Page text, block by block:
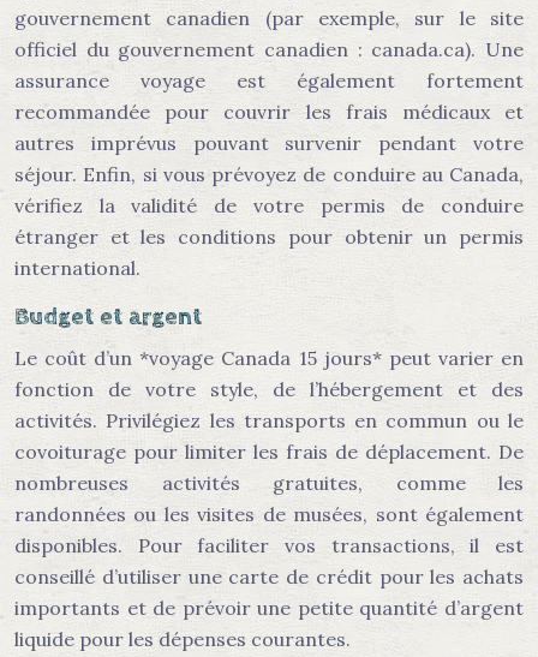
gouvernement canadien (par exemple, sur le site
officiel du gouvernement canadien : canada.ca). Une
assurance voyage est également fortement
recommandée pour couvrir les frais médicaux et
autres imprévus pouvant survenir pendant votre
séjour. Enfin, si vous prévoyez de conduire au Canada,
vérifiez la validité de votre permis de conduire
étranger et les conditions pour obtenir un permis
international.
Budget et argent
Le coût d’un *voyage Canada 15 jours* peut varier en
fonction de votre style, de l’hébergement et des
activités. Privilégiez les transports en commun ou le
covoiturage pour limiter les frais de déplacement. De
nombreuses activités gratuites, comme les
randonnées ou les visites de musées, sont également
disponibles. Pour faciliter vos transactions, il est
conseillé d’utiliser une carte de crédit pour les achats
importants et de prévoir une petite quantité d’argent
liquide pour les dépenses courantes.